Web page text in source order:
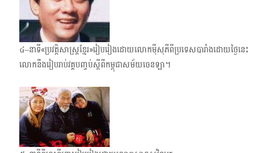
៤–នាទី«ប្រវត្តិសាស្ត្រខ្មែរ»រៀបរៀងដោយលោកម៉ីសុភីពីប្រទេសបារាំង​ដោយថ្ងៃនេះ​
លោកនឹងរៀប​រាប់វគ្គបញ្ចប់ស្តីពីកម្ពុជាសម័យចេនឡា។